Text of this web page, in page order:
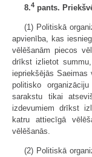
8.4 pants.
(1) Politiskā
apvienība, kas
vēlēšanām piecos
drīkst izlietot
iepriekšējās Saeimas
politisko
sarakstu tikai
izdevumiem drīkst
katru attiecīgā
vēlēšanās.
(2) Politiskā